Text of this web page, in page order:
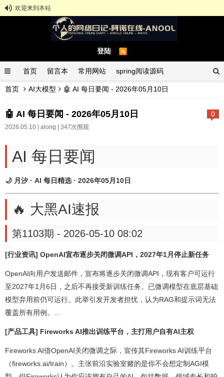
欢迎来到本站
登陆
首页 留言本 常用网站 spring阅读源码
spring示例demo GitHub中文排行榜
首页 AI大模型 🤖 AI 每日要闻 - 2026年05月10日
0
🤖 AI 每日要闻 - 2026年05月10日
2026.05.10 | along | 347次围观
AI 每日要闻
🌙 月汐 · AI 每日精选 · 2026年05月10日
🔥 大黑AI速报
第1103期 - 2026-05-10 08:02
[行业资讯] OpenAI宣布逐步关闭微调API，2027年1月停止新任务
OpenAI向用户发送邮件，宣布将逐步关闭微调API，现有客户可运行
至2027年1月6日，之后不再接受新训练任务。已微调模型在底层基础
模型弃用前仍可运行。此举引发开发者担忧，认为RAG和提示词无法
覆盖所有用例。...
[产品工具] Fireworks AI推出训练平台，主打用户自有AI主权
Fireworks AI借OpenAI关闭微调之际，宣传其Fireworks AI训练平台
（fireworks.ai/train）。主张前沿实验室赌的是你不会想定制AGI模